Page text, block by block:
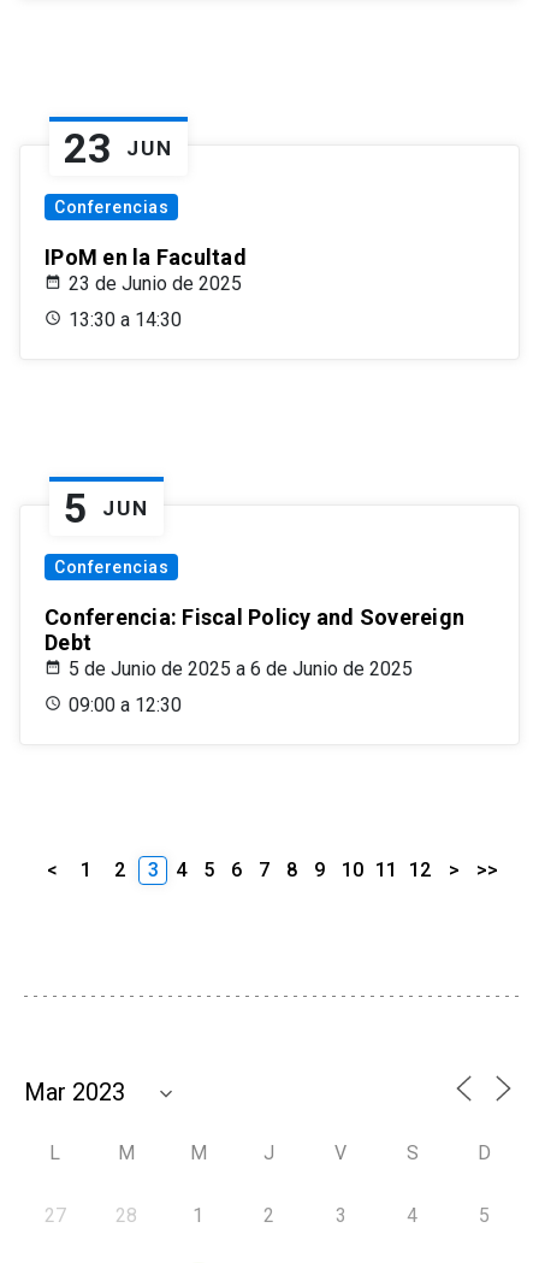
23 JUN
Conferencias
IPoM en la Facultad
23 de Junio de 2025
13:30 a 14:30
5 JUN
Conferencias
Conferencia: Fiscal Policy and Sovereign
Debt
5 de Junio de 2025 a 6 de Junio de 2025
09:00 a 12:30
< 1 2 3 4 5 6 7 8 9 10 11 12 > >>
L M M J V S D
27 28 1 2 3 4 5